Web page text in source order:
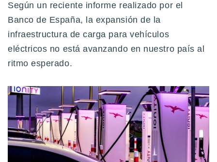
Según un reciente informe realizado por el
Banco de España, la expansión de la
infraestructura de carga para vehículos
eléctricos no está avanzando en nuestro país al
ritmo esperado.